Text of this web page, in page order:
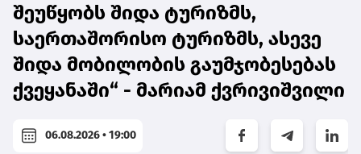
შეუწყობს შიდა ტურიზმს,
საერთაშორისო ტურიზმს, ასევე
შიდა მობილობის გაუმჯობესებას
ქვეყანაში“ - მარიამ ქვრივიშვილი
06.08.2026 • 19:00